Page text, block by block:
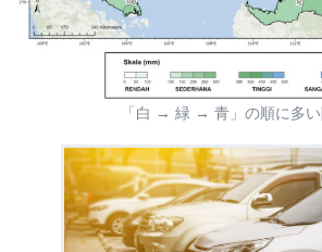
「白 → 緑 → 青」の順に多